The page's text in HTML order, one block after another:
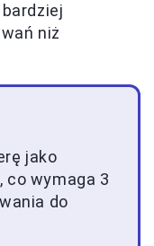
niż
jako
co wymaga 3
do